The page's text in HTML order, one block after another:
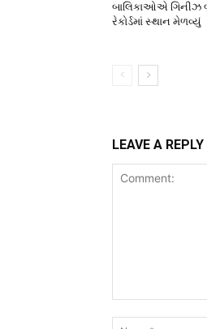
બાલિકાઓએ ગિનીઝ
રેકોર્ડમાં સ્થાન મેળવ્યું
LEAVE A REPLY